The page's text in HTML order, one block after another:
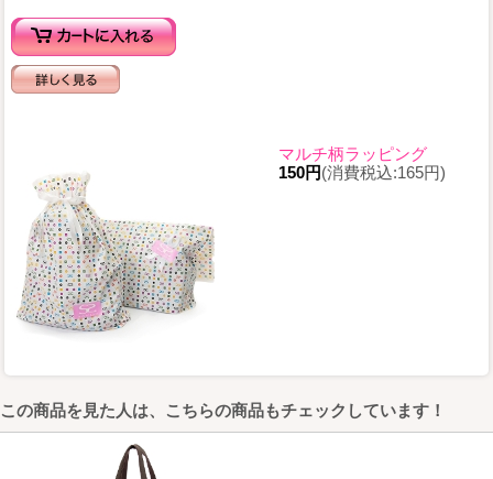
マルチ柄ラッピング
150円(消費税込:165円)
この商品を見た人は、こちらの商品もチェックしています！